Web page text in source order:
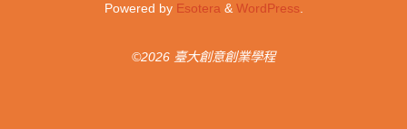
Powered byEsotera & WordPress
©2026 臺大創意創業學程